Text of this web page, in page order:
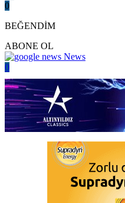
0
BEĞENDİM
ABONE OL
News
0